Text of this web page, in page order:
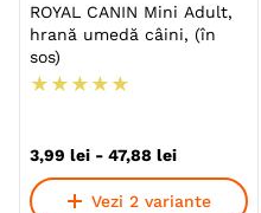
ROYAL CANIN Mini Adult,
hrană umedă câini, (în
sos)
★ ★ ★ ★ ★
3,99 lei - 47,88 lei
Vezi 2 variante